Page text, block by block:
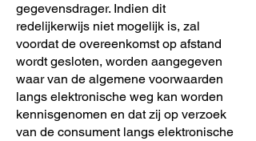
gegevensdrager. Indien dit
redelijkerwijs niet mogelijk is, zal
voordat de overeenkomst op afstand
wordt gesloten, worden aangegeven
waar van de algemene voorwaarden
langs elektronische weg kan worden
kennisgenomen en dat zij op verzoek
van de consument langs elektronische